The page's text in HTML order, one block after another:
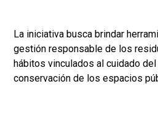
La iniciativa busca brindar
gestión responsable de los
hábitos vinculados al cuidado
conservación de los espacios